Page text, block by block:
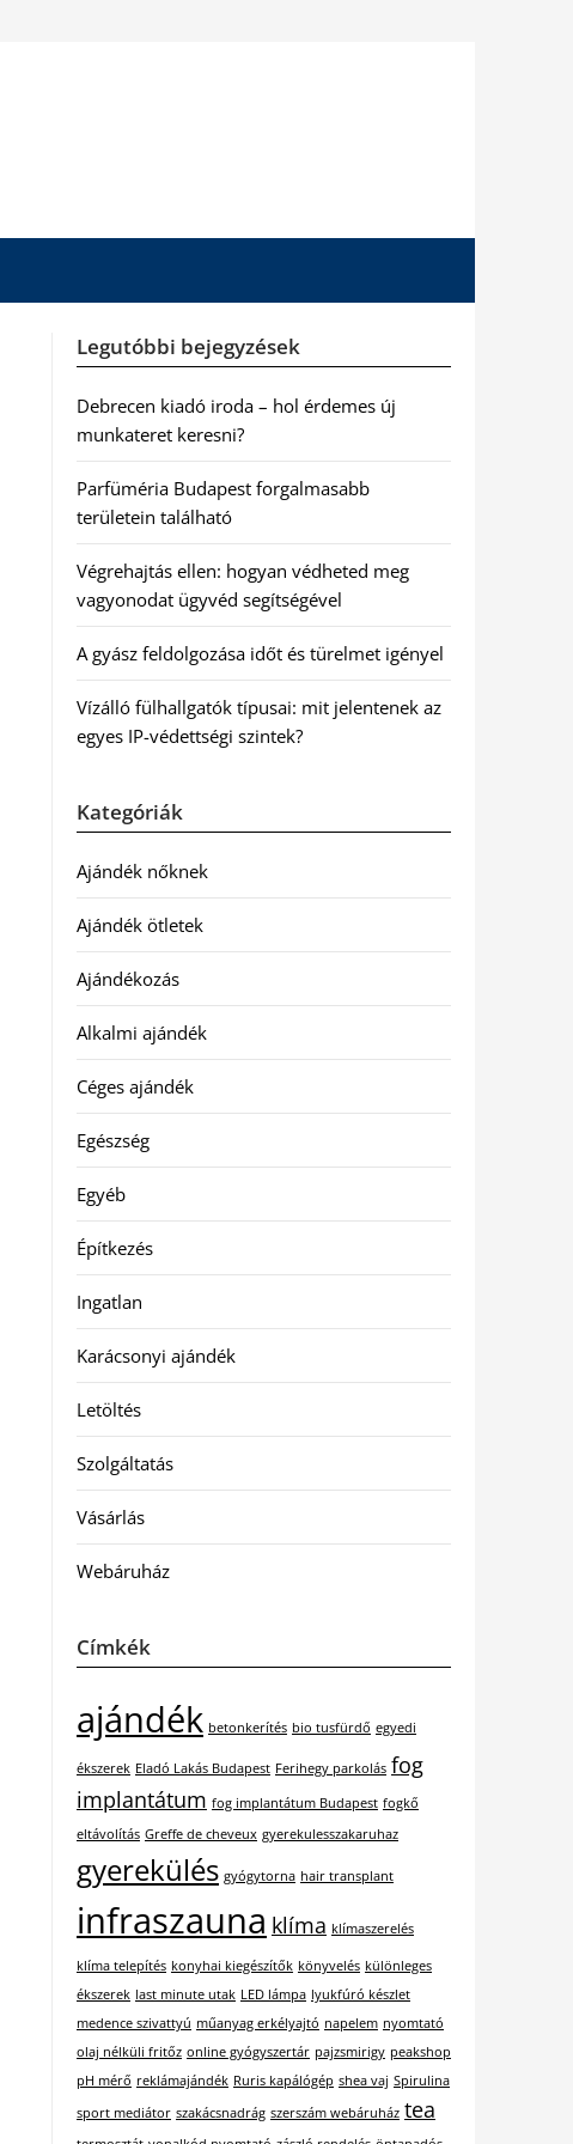
Legutóbbi bejegyzések
Debrecen kiadó iroda – hol érdemes új
munkateret keresni?
Parfüméria Budapest forgalmasabb
területein található
Végrehajtás ellen: hogyan védheted meg
vagyonodat ügyvéd segítségével
A gyász feldolgozása időt és türelmet igényel
Vízálló fülhallgatók típusai: mit jelentenek az
egyes IP-védettségi szintek?
Kategóriák
Ajándék nőknek
Ajándék ötletek
Ajándékozás
Alkalmi ajándék
Céges ajándék
Egészség
Egyéb
Építkezés
Ingatlan
Karácsonyi ajándék
Letöltés
Szolgáltatás
Vásárlás
Webáruház
Címkék
ajándék betonkerítés bio tusfürdő egyedi
ékszerek Eladó Lakás Budapest Ferihegy parkolás fog
implantátum fog implantátum Budapest fogkő
eltávolítás Greffe de cheveux gyerekulesszakaruhaz
gyerekülés gyógytorna hair transplant
infraszauna klíma klímaszerelés
klíma telepítés konyhai kiegészítők könyvelés különleges
ékszerek last minute utak LED lámpa lyukfúró készlet
medence szivattyú műanyag erkélyajtó napelem nyomtató
olaj nélküli fritőz online gyógyszertár pajzsmirigy peakshop
pH mérő reklámajándék Ruris kapálógép shea vaj Spirulina
sport mediátor szakácsnadrág szerszám webáruház tea